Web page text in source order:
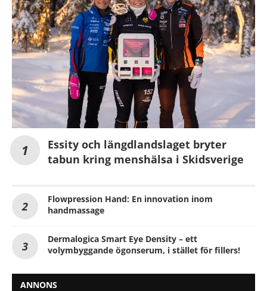
Essity och längdlandslaget bryter
tabun kring menshälsa i Skidsverige
Flowpression Hand: En innovation inom
handmassage
Dermalogica Smart Eye Density – ett
volymbyggande ögonserum, i stället för fillers!
ANNONS